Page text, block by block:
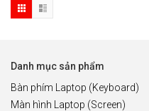
Danh mục sản phẩm
Bàn phím Laptop (Keyboard)
Màn hình Laptop (Screen)